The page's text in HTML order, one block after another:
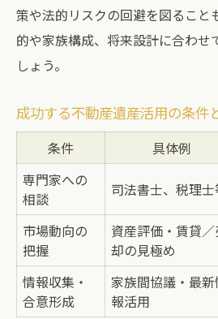
策や法的リスクの回避を図ること
的や家族構成、将来設計に合わせ
しょう。
成功する不動産遺産活用の条件
条件 具体例
専門家への
相談
司法書士、税理
市場動向の
把握
資産評価・賃貸
却の見極め
情報収集・
合意形成
家族間協議・最新
報活用